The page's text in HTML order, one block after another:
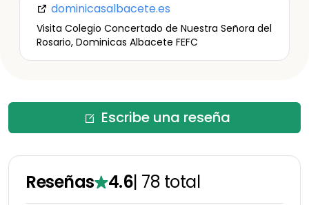
dominicasalbacete.es
Visita Colegio Concertado de Nuestra Señora del
Rosario, Dominicas Albacete FEFC
Escribe una reseña
Reseñas 4.6| 78 total